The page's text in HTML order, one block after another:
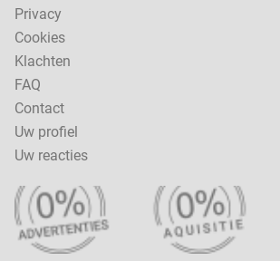
Privacy
Cookies
Klachten
FAQ
Contact
Uw profiel
Uw reacties